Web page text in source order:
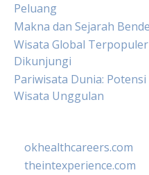
Peluang
Makna dan Sejarah
Wisata Global
Dikunjungi
Pariwisata Dunia:
Wisata Unggulan
okhealthcareers.com
theintexperience.com